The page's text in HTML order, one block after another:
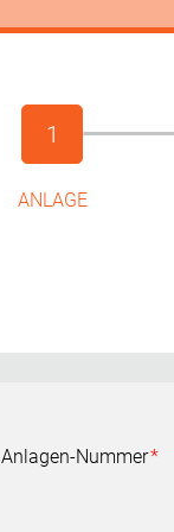
1
ANLAGE
Anlagen-Nummer